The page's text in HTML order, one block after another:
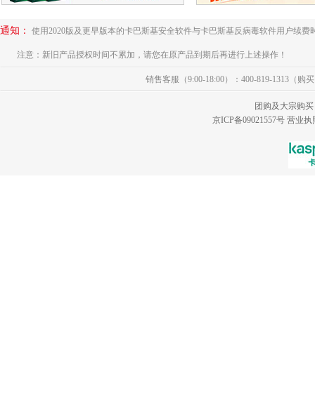
通知： 使用2020版及更早版本的卡巴斯基安全软件与卡巴斯基反病毒软件用户续
注意：新旧产品授权时间不累加，请您在原产品到期后再进行上述操作！
销售客服（9:00-18:00）：400-819-1313（购
团购及大宗购买
京ICP备09021557号 营业执